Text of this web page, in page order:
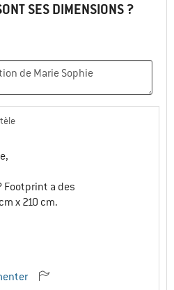
SES DIMENSIONS ?
Footprint a des
x 210 cm.